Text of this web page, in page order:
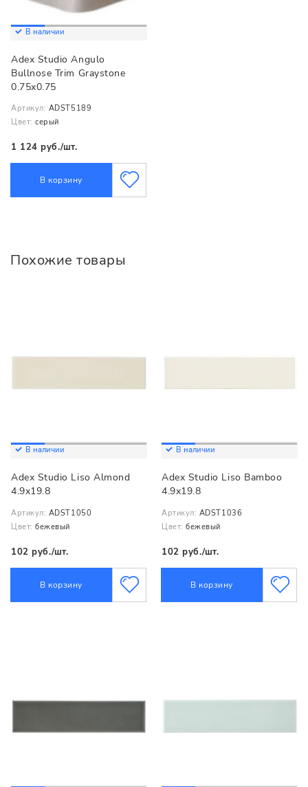
В наличии
Adex Studio Angulo
Bullnose Trim Graystone
0.75x0.75
Артикул: ADST5189
Цвет: серый
1 124 руб./шт.
В корзину
Похожие товары
В наличии
Adex Studio Liso Almond
4.9x19.8
Артикул: ADST1050
Цвет: бежевый
102 руб./шт.
В корзину
В наличии
Adex Studio Liso Bamboo
4.9x19.8
Артикул: ADST1036
Цвет: бежевый
102 руб./шт.
В корзину